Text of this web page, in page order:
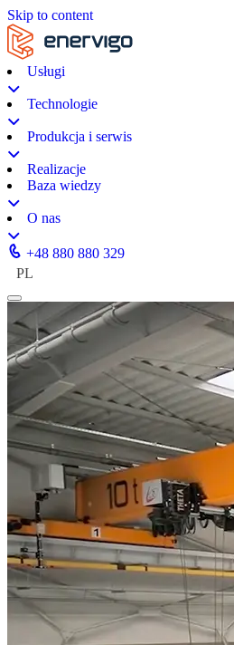
Skip to content
Usługi
Technologie
Produkcja i serwis
Realizacje
Baza wiedzy
O nas
+48 880 880 329
PL